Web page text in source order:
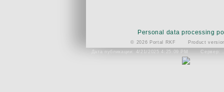
Personal data processing
© 2026 Portal RKF
Product
Дата публикации: 4/21/2025 4:25:09 PM
Сервер: